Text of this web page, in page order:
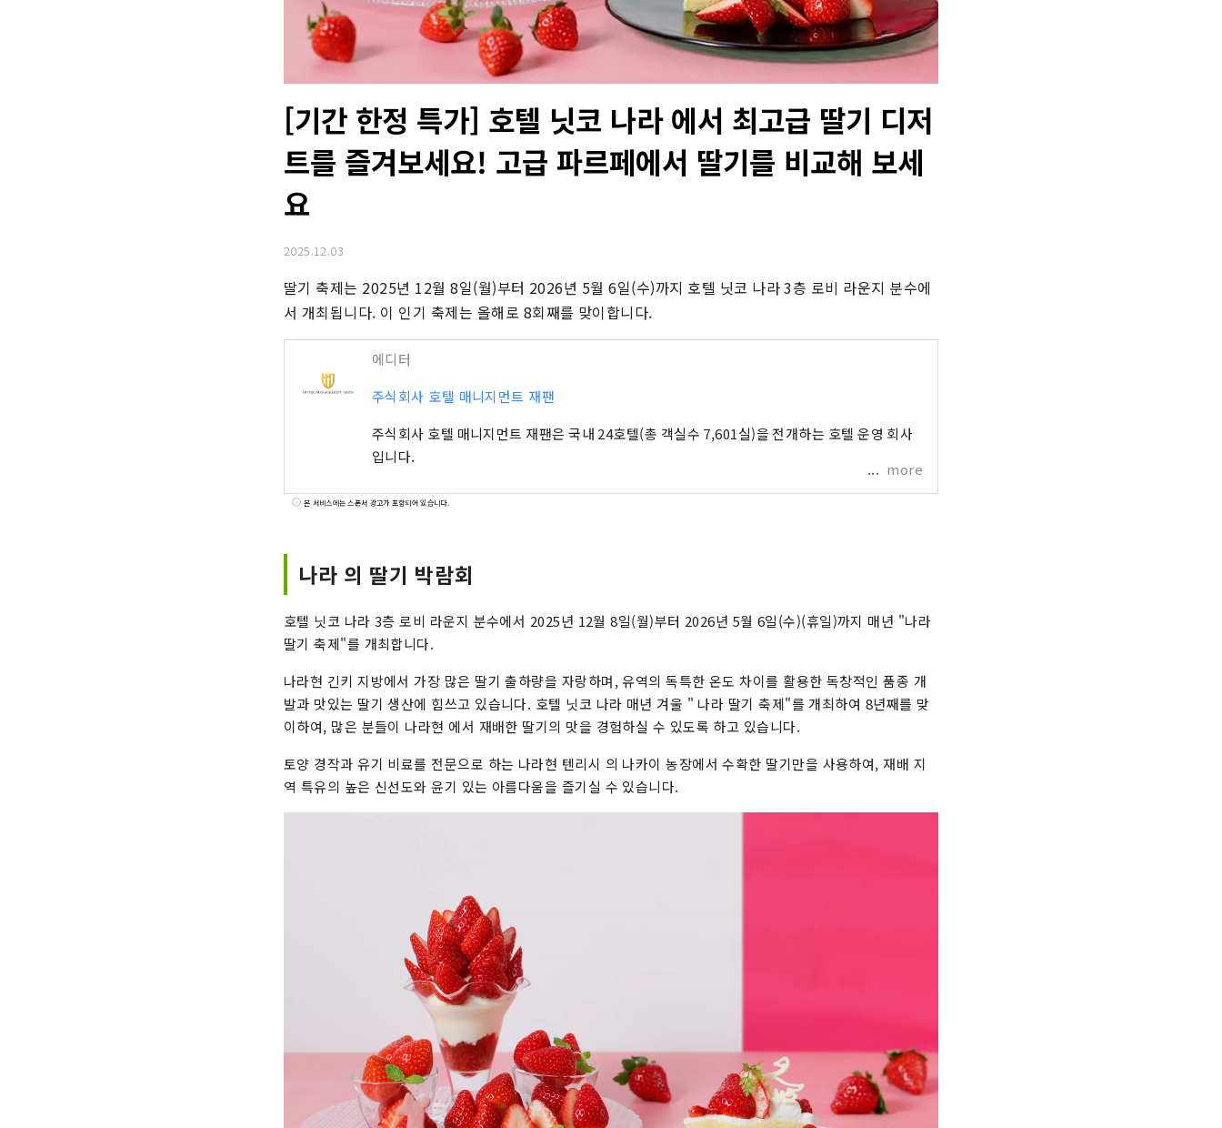
[기간 한정 특가] 호텔 닛코 나라 에서 최고급 딸기 디저
트를 즐겨보세요! 고급 파르페에서 딸기를 비교해 보세
요
2025.12.03
딸기 축제는 ​​2025년 12월 8일(월)부터 2026년 5월 6일(수)까지 호텔 닛코 나라 3층 로비 라운지 분수에
서 개최됩니다. 이 인기 축제는 ​​올해로 8회째를 맞이합니다.
에디터
주식회사 호텔 매니지먼트 재팬
주식회사 호텔 매니지먼트 재팬은 국내 24호텔(총 객실수 7,601실)을 전개하는 호텔 운영 회사
입니다.
more
본 서비스에는 스폰서 광고가 포함되어 있습니다.
나라 의 딸기 박람회
호텔 닛코 나라 3층 로비 라운지 분수에서 2025년 12월 8일(월)부터 2026년 5월 6일(수)(휴일)까지 매년 "나라
딸기 축제"를 개최합니다.
나라현 긴키 지방에서 가장 많은 딸기 출하량을 자랑하며, 유역의 독특한 온도 차이를 활용한 독창적인 품종 개
발과 맛있는 딸기 생산에 힘쓰고 있습니다. 호텔 닛코 나라 매년 겨울 " 나라 딸기 축제"를 개최하여 8년째를 맞
이하여, 많은 분들이 나라현 에서 재배한 딸기의 맛을 경험하실 수 있도록 하고 있습니다.
토양 경작과 유기 비료를 전문으로 하는 나라현 텐리시 의 나카이 농장에서 수확한 딸기만을 사용하여, 재배 지
역 특유의 높은 신선도와 윤기 있는 아름다움을 즐기실 수 있습니다.